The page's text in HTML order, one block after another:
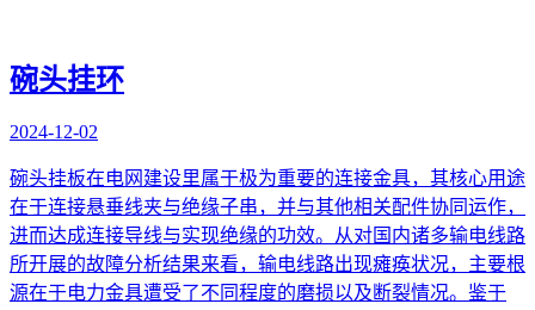
碗头挂环
2024-12-02
碗头挂板在电网建设里属于极为重要的连接金具，其核心用途
在于连接悬垂线夹与绝缘子串，并与其他相关配件协同运作，
进而达成连接导线与实现绝缘的功效。从对国内诸多输电线路
所开展的故障分析结果来看，输电线路出现瘫痪状况，主要根
源在于电力金具遭受了不同程度的磨损以及断裂情况。鉴于